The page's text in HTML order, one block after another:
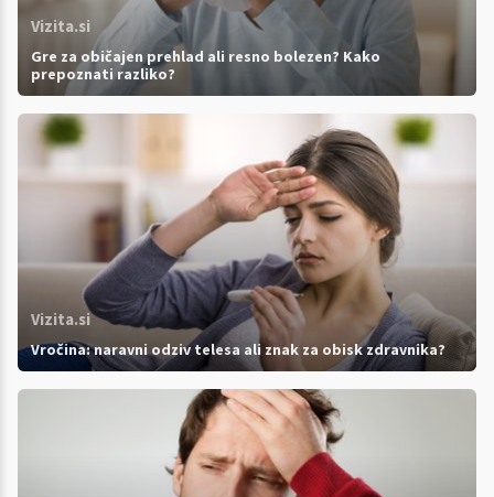
Vizita.si
Gre za običajen prehlad ali resno bolezen? Kako
prepoznati razliko?
Vizita.si
Vročina: naravni odziv telesa ali znak za obisk zdravnika?